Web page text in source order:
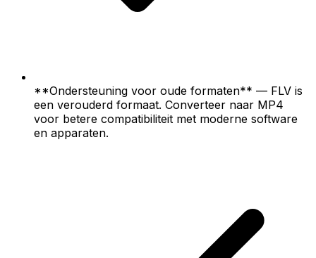
**Ondersteuning voor oude formaten** — FLV is
een verouderd formaat. Converteer naar MP4
voor betere compatibiliteit met moderne software
en apparaten.